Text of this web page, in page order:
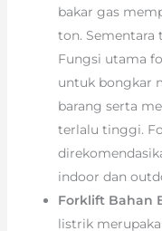
bakar gas
ton. Sementara
Fungsi utama
untuk bongkar
barang serta
terlalu tinggi.
indoor dan
Forklift Bahan
listrik